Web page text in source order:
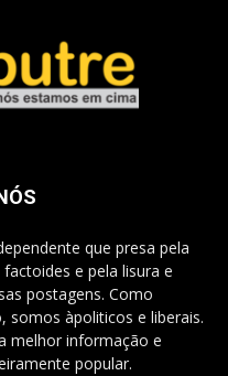
que presa pela
e pela lisura e
postagens. Como
somos àpoliticos e liberais.
melhor informação e
popular.